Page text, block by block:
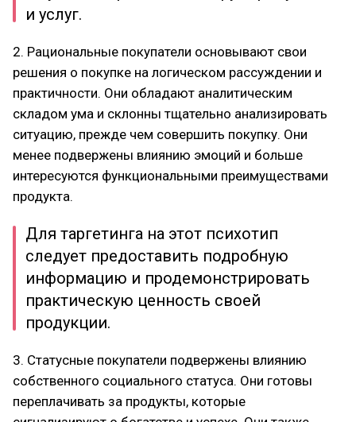
и услуг.
2. Рациональные покупатели основывают свои
решения о покупке на логическом рассуждении и
практичности. Они обладают аналитическим
складом ума и склонны тщательно анализировать
ситуацию, прежде чем совершить покупку. Они
менее подвержены влиянию эмоций и больше
интересуются функциональными преимуществами
продукта.
Для таргетинга на этот психотип
следует предоставить подробную
информацию и продемонстрировать
практическую ценность своей
продукции.
3. Статусные покупатели подвержены влиянию
собственного социального статуса. Они готовы
переплачивать за продукты, которые